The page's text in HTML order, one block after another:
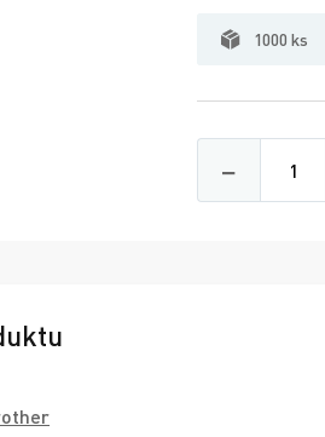
1000 ks
−